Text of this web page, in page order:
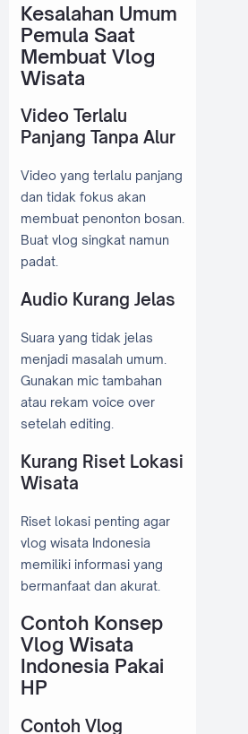
Kesalahan Umum
Pemula Saat
Membuat Vlog
Wisata
Video Terlalu
Panjang Tanpa Alur
Video yang terlalu panjang
dan tidak fokus akan
membuat penonton bosan.
Buat vlog singkat namun
padat.
Audio Kurang Jelas
Suara yang tidak jelas
menjadi masalah umum.
Gunakan mic tambahan
atau rekam voice over
setelah editing.
Kurang Riset Lokasi
Wisata
Riset lokasi penting agar
vlog wisata Indonesia
memiliki informasi yang
bermanfaat dan akurat.
Contoh Konsep
Vlog Wisata
Indonesia Pakai
HP
Contoh Vlog